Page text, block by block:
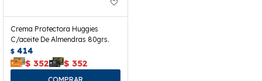
Crema Protectora Huggies
C/aceite De Almendras 80grs.
$ 414
$ 352 $ 352